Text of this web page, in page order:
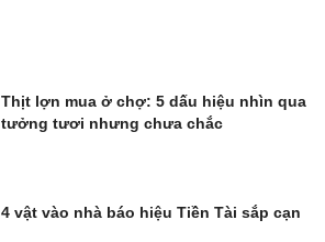
Thịt lợn mua ở chợ: 5 dấu hiệu nhìn qua
tưởng tươi nhưng chưa chắc
4 vật vào nhà báo hiệu Tiền Tài sắp cạn